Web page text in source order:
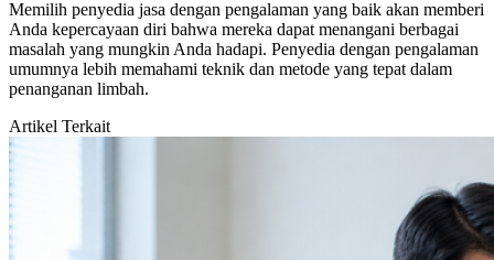
Memilih penyedia jasa dengan pengalaman yang baik akan memberi
Anda kepercayaan diri bahwa mereka dapat menangani berbagai
masalah yang mungkin Anda hadapi. Penyedia dengan pengalaman
umumnya lebih memahami teknik dan metode yang tepat dalam
penanganan limbah.
Artikel Terkait